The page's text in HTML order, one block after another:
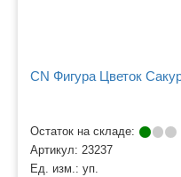
CN Фигура Цветок
Остаток на складе:
Артикул: 23237
Ед. изм.: уп.